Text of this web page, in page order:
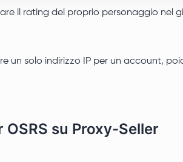
il rating del proprio personaggio nel
un solo indirizzo IP per un account,
su Proxy-Seller